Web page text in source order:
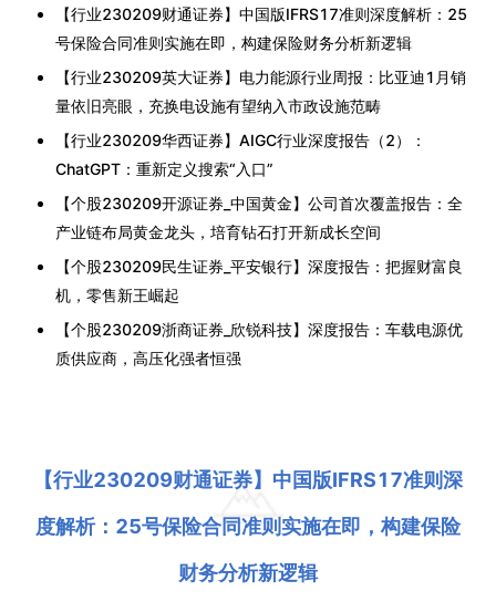
【行业230209财通证券】中国版IFRS17准则深度解析：25
号保险合同准则实施在即，构建保险财务分析新逻辑
【行业230209英大证券】电力能源行业周报：比亚迪1月销
量依旧亮眼，充换电设施有望纳入市政设施范畴
【行业230209华西证券】AIGC行业深度报告（2）：
ChatGPT：重新定义搜索“入口”
【个股230209开源证券_中国黄金】公司首次覆盖报告：全
产业链布局黄金龙头，培育钻石打开新成长空间
【个股230209民生证券_平安银行】深度报告：把握财富良
机，零售新王崛起
【个股230209浙商证券_欣锐科技】深度报告：车载电源优
质供应商，高压化强者恒强
【行业230209财通证券】中国版IFRS17准则深
度解析：25号保险合同准则实施在即，构建保险
财务分析新逻辑